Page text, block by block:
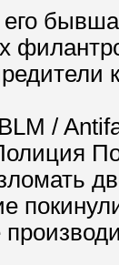
/